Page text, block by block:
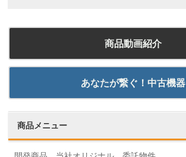
商品動画紹介
あなたが繋ぐ！中古機器
商品メニュー